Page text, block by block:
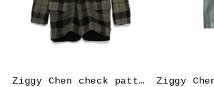
Ziggy Chen check pattern blazer – Grey